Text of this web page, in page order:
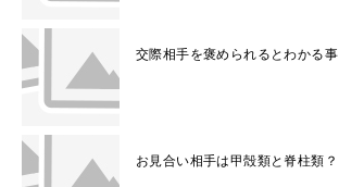
交際相手を褒められるとわかる事
お見合い相手は甲殻類と脊柱類？